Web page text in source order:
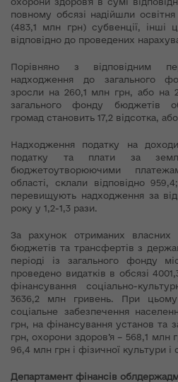
повному обсязі надійшли
(483,1 млн грн) субвенції, інші
відповідно до проведених
Порівняно з відповідним
надходження до загального
зросли на 260,1 млн грн, або на
загального фонду бюджетів
громад становить 17,2 відсотка,
Надходження податку на
податку та плати за
бюджетоутворюючими
області, склали відповідно
перевищують надходження за
року у 1,2-1,3 рази.
За рахунок отриманих
бюджетів та трансфертів з
періоді із загального фонду
проведено видатків в обсязі
фінансування соціально-
3636,2 млн гривень. При
соціальне забезпечення
грн, на фінансування установ та
грн, охорони здоров’я – 568,1 млн
96,4 млн грн і фізичної культури
Департамент фінансів